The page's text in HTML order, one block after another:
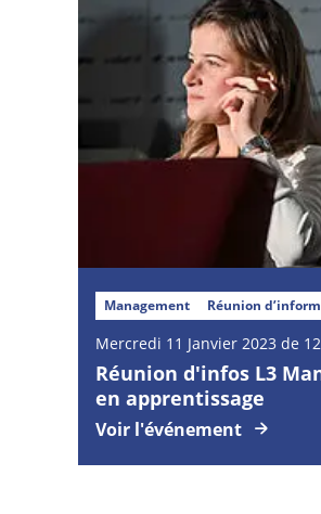
Management Réunion
Mercredi 11 Janvier 2023 de
Réunion d'infos L3
en apprentissage
Voir l'événement